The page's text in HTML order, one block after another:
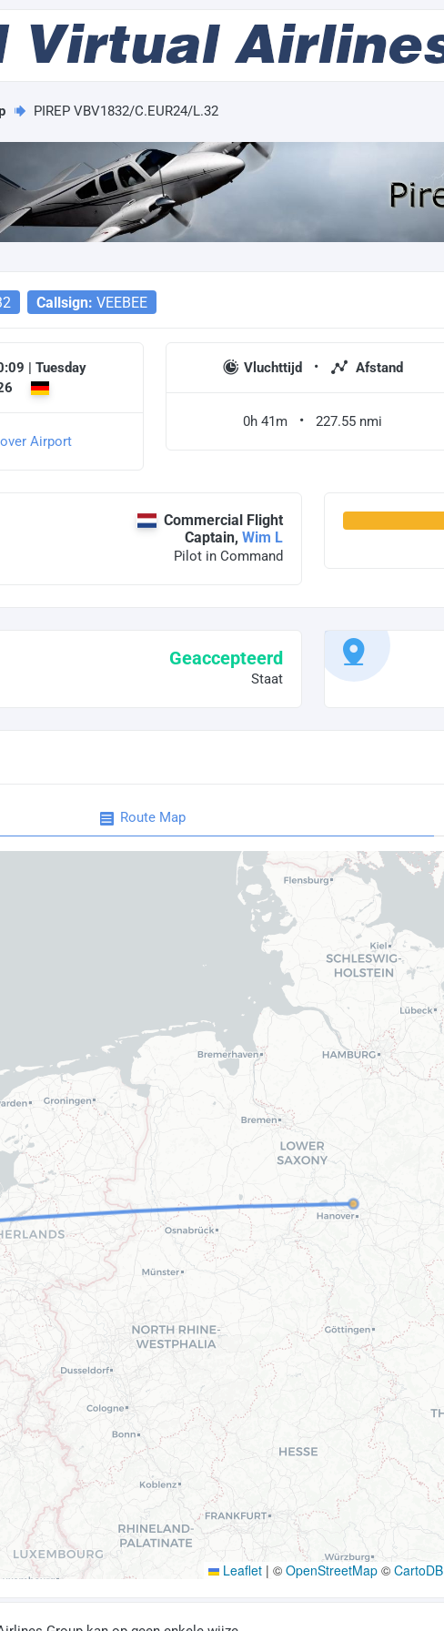
PIREP VBV1832/C.EUR24/L.32
Callsign: VEEBEE
| Tuesday
Airport
Vluchttijd Afstand
0h 41m 227.55 nmi
Commercial Flight
Captain, Wim L
Pilot in Command
Geaccepteerd
Staat
Route Map
Leaflet | © OpenStreetMap© CartoDB